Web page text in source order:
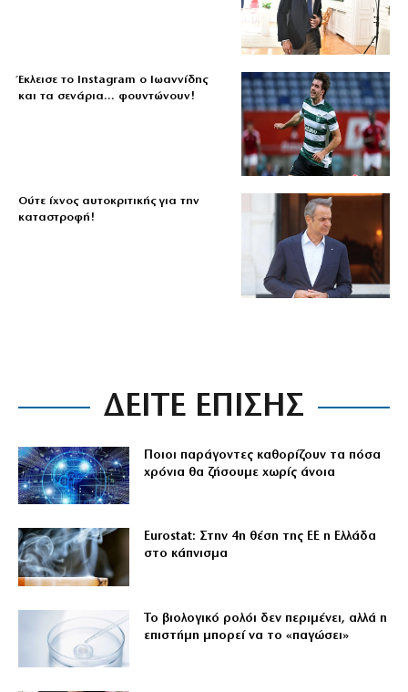
Έκλεισε το Instagram ο Ιωαννίδης
και τα σενάρια… φουντώνουν!
Ούτε ίχνος αυτοκριτικής για την
καταστροφή!
ΔΕΙΤΕ ΕΠΙΣΗΣ
Ποιοι παράγοντες καθορίζουν τα πόσα
χρόνια θα ζήσουμε χωρίς άνοια
Eurostat: Στην 4η θέση της ΕΕ η Ελλάδα
στο κάπνισμα
Το βιολογικό ρολόι δεν περιμένει, αλλά η
επιστήμη μπορεί να το «παγώσει»